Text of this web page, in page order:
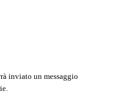
inviato un messaggio